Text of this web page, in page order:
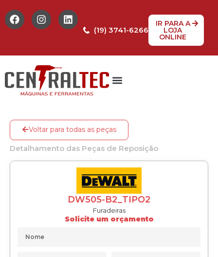
(19) 3741-6266
IR PARA A
LOJA
ONLINE
Voltar para todas as peças
Detalhamento das Peças de Reposição
DW505-B2_TIPO2
Furadeiras
Solicite um orçamento